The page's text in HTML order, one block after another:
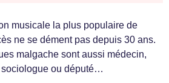
musicale la plus populaire de
ne se dément pas depuis 30 ans.
malgache sont aussi médecin,
ou député…